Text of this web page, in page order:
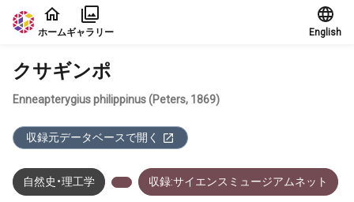
本文に飛ぶ
ホームギャラリー English
クサギンポ
Enneapterygius philippinus (Peters, 1869)
収録元データベースで開く
自然史・理工学 収録:サイエンスミュージアムネット